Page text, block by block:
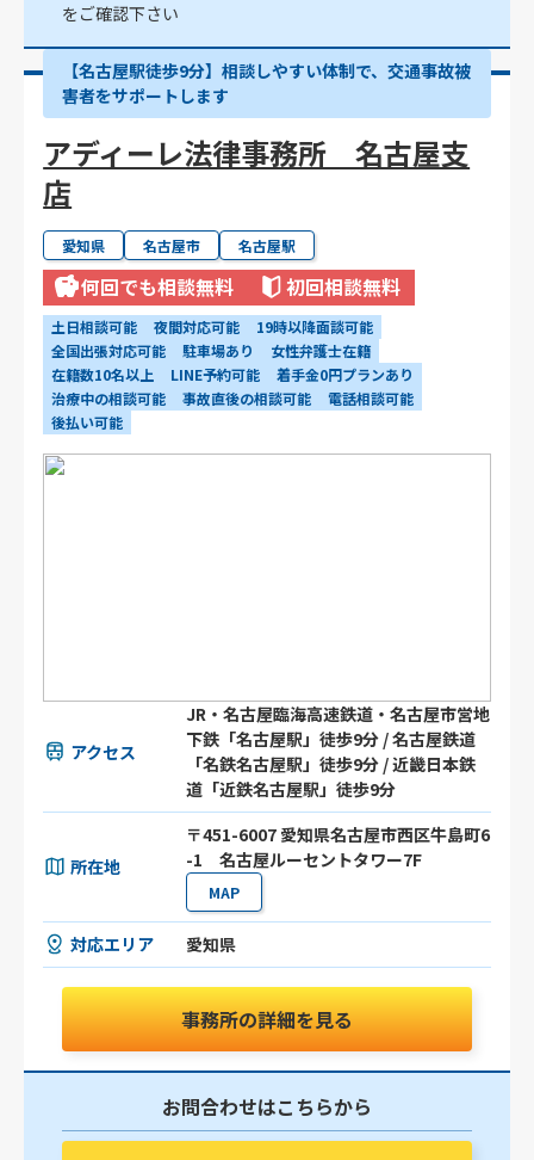
をご確認下さい
【名古屋駅徒歩9分】相談しやすい体制で、交通事故被
害者をサポートします
アディーレ法律事務所 名古屋支
店
愛知県 名古屋市 名古屋駅
何回でも相談無料 初回相談無料
土日相談可能 夜間対応可能
19時以降面談可能
全国出張対応可能
駐車場あり
女性弁護士在籍
在籍数10名以上
LINE予約可能
着手金0円プランあり
治療中の相談可能
事故直後の相談可能
電話相談可能
後払い可能
アクセス
JR・名古屋臨海高速鉄道・名古屋市営地
下鉄「名古屋駅」徒歩9分 / 名古屋鉄道
「名鉄名古屋駅」徒歩9分 / 近畿日本鉄
道「近鉄名古屋駅」徒歩9分
所在地
〒451-6007 愛知県名古屋市西区牛島町6
-1 名古屋ルーセントタワー7F
MAP
対応エリア 愛知県
事務所の詳細を見る
お問合わせはこちらから